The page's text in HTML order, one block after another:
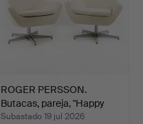
ROGER PERSSON.
Butacas, pareja, "Happy
Swi…
Subastado 19 jul 2026